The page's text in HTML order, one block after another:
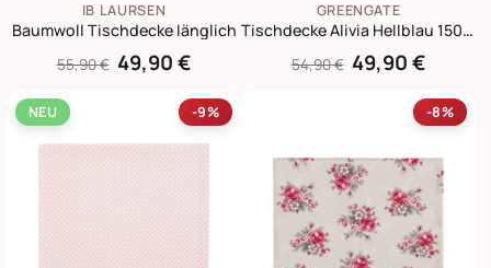
IB LAURSEN
Baumwoll Tischdecke länglich
55,90 € 49,90 €
GREENGATE
Tischdecke Alivia Hellblau 150x150 cm
54,90 € 49,90 €
NEU -9% -8%